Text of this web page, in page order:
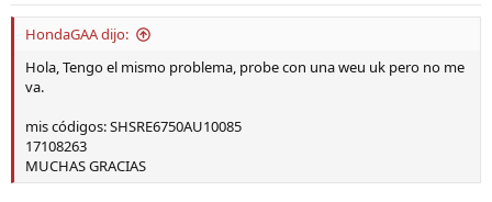
HondaGAA dijo:
Hola, Tengo el mismo problema, probe con una weu uk pero no me
va.
mis códigos: SHSRE6750AU10085
17108263
MUCHAS GRACIAS